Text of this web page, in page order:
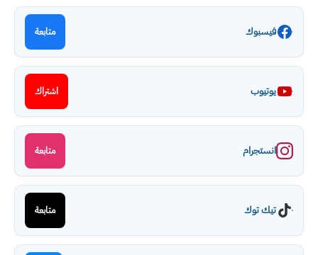
فيسبوك متابعة
يوتيوب اشتراك
انستجرام متابعة
تيك توك متابعة